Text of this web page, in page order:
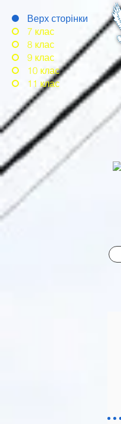
Верх сторінки
7 клас
8 клас
9 клас
10 клас
11 клас